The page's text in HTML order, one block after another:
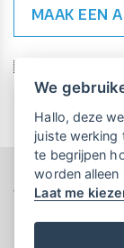
MAAK EEN
🇪🇺 🇧🇪
Copyright All
WebDesign
Privacy & Cookies
We
Hallo, deze
juiste werking
te begrijpen
worden
Laat me
Vrijblijvende
een
Maandelijks
voor UP-TO-